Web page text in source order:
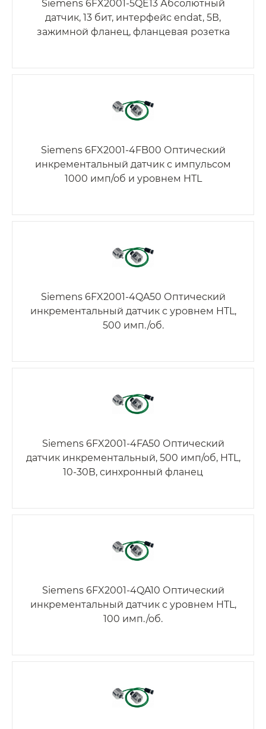
Siemens 6FX2001-5QE13 Абсолютный
датчик, 13 бит, интерфейс endat, 5В,
зажимной фланец, фланцевая розетка
Siemens 6FX2001-4FB00 Оптический
инкрементальный датчик с импульсом
1000 имп/об и уровнем HTL
Siemens 6FX2001-4QA50 Оптический
инкрементальный датчик с уровнем HTL,
500 имп./об.
Siemens 6FX2001-4FA50 Оптический
датчик инкрементальный, 500 имп/об, HTL,
10-30В, синхронный фланец
Siemens 6FX2001-4QA10 Оптический
инкрементальный датчик с уровнем HTL,
100 имп./об.